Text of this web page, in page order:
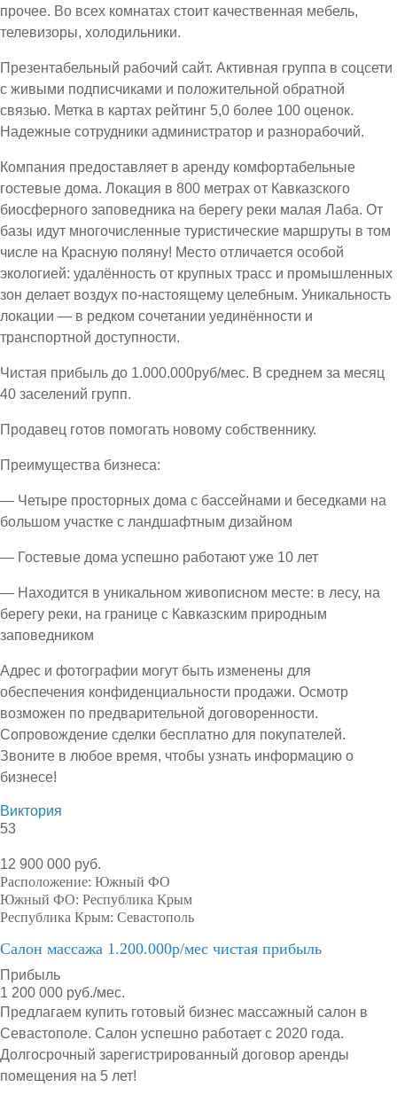
прочее. Во всех комнатах стоит качественная мебель,
телевизоры, холодильники.
Презентабельный рабочий сайт. Активная группа в соцсети
с живыми подписчиками и положительной обратной
связью. Метка в картах рейтинг 5,0 более 100 оценок.
Надежные сотрудники администратор и разнорабочий.
Компания предоставляет в аренду комфортабельные
гостевые дома. Локация в 800 метрах от Кавказского
биосферного заповедника на берегу реки малая Лаба. От
базы идут многочисленные туристические маршруты в том
числе на Красную поляну! Место отличается особой
экологией: удалённость от крупных трасс и промышленных
зон делает воздух по-настоящему целебным. Уникальность
локации — в редком сочетании уединённости и
транспортной доступности.
Чистая прибыль до 1.000.000руб/мес. В среднем за месяц
40 заселений групп.
Продавец готов помогать новому собственнику.
Преимущества бизнеса:
— Четыре просторных дома с бассейнами и беседками на
большом участке с ландшафтным дизайном
— Гостевые дома успешно работают уже 10 лет
— Находится в уникальном живописном месте: в лесу, на
берегу реки, на границе с Кавказским природным
заповедником
Адрес и фотографии могут быть изменены для
обеспечения конфиденциальности продажи. Осмотр
возможен по предварительной договоренности.
Сопровождение сделки бесплатно для покупателей.
Звоните в любое время, чтобы узнать информацию о
бизнесе!
Виктория
53
12 900 000 руб.
Расположение: Южный ФО
Южный ФО: Республика Крым
Республика Крым: Севастополь
Салон массажа 1.200.000р/мес чистая прибыль
Прибыль
1 200 000 руб./мес.
Предлагаем купить готовый бизнес массажный салон в
Севастополе. Салон успешно работает с 2020 года.
Долгосрочный зарегистрированный договор аренды
помещения на 5 лет!